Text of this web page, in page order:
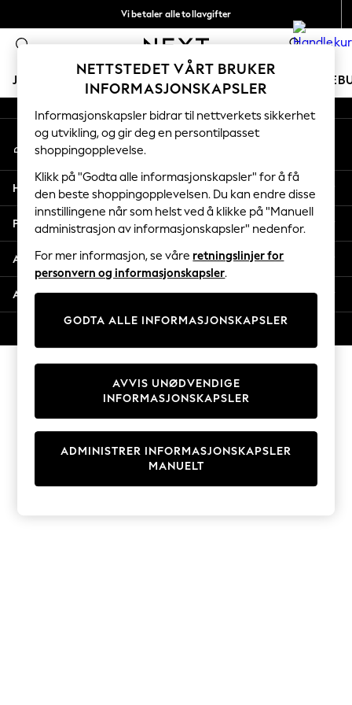
Vi betaler alle tollavgifter
Fleksible og sikre betalinger med Klarna 0
JENTER GUTTER BABY KVINNER MENN
GIRLS
New In
50 - 92cm
98 - 110cm
116 - 134cm
140 - 174cm
Trending: Top & Short Sets
Trending: Clogs
Toy Story
THE SET
Coats & Jackets
Sweatshirts & Hoodies
Knitwear
Cardigans
Dresses
Sets & Outfits
T-Shirts
An error occurred on client
Våre sosiale nettverk
Min konto
Logg inn på kontoen din
Hjelp
Personvern & Juridisk
Avdelinger
Andre tjenester
NETTSTEDET VÅRT BRUKER
INFORMASJONSKAPSLER
Informasjonskapsler bidrar til nettverkets sikkerhet
og utvikling, og gir deg en persontilpasset
shoppingopplevelse.
Klikk på "Godta alle informasjonskapsler" for å få
den beste shoppingopplevelsen. Du kan endre disse
innstillingene når som helst ved å klikke på "Manuell
administrasjon av informasjonskapsler" nedenfor.
For mer informasjon, se våre retningslinjer for
personvern og informasjonskapsler.
GODTA ALLE INFORMASJONSKAPSLER
ADMINISTRER INFORMASJONSKAPSLER
MANUELT
AVVIS UNØDVENDIGE
INFORMASJONSKAPSLER